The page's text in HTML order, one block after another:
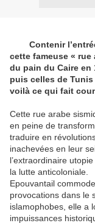
Contenir
cette fameuse « rue
du pain du Caire en
puis celles de
voilà ce qui fait
Cette rue arabe
en peine de
traduire en
inachevées en leur
l’extraordinaire
la lutte anticoloniale.
Epouvantail
provocations dans le
islamophobes, elle a
impuissances